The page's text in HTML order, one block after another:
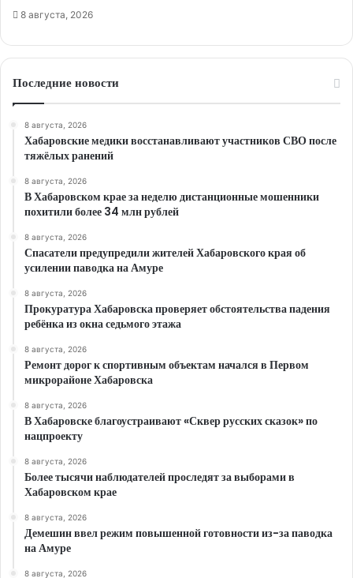
8 августа, 2026
Последние новости
8 августа, 2026
Хабаровские медики восстанавливают участников СВО после
тяжёлых ранений
8 августа, 2026
В Хабаровском крае за неделю дистанционные мошенники
похитили более 34 млн рублей
8 августа, 2026
Спасатели предупредили жителей Хабаровского края об
усилении паводка на Амуре
8 августа, 2026
Прокуратура Хабаровска проверяет обстоятельства падения
ребёнка из окна седьмого этажа
8 августа, 2026
Ремонт дорог к спортивным объектам начался в Первом
микрорайоне Хабаровска
8 августа, 2026
В Хабаровске благоустраивают «Сквер русских сказок» по
нацпроекту
8 августа, 2026
Более тысячи наблюдателей проследят за выборами в
Хабаровском крае
8 августа, 2026
Демешин ввел режим повышенной готовности из-за паводка
на Амуре
8 августа, 2026